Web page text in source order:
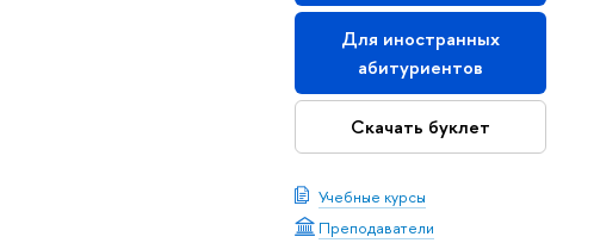
Для иностранных
абитуриентов
Скачать буклет
Учебные курсы
Преподаватели